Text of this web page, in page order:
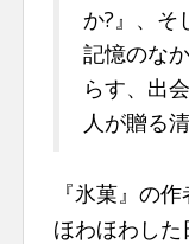
か?』、そ
記憶のな
らす、出
人が贈る
『氷菓』の作
ほわほわした